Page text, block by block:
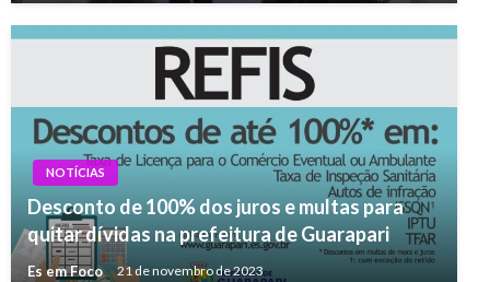
NOTÍCIAS
Desconto de 100% dos juros e multas para
quitar dívidas na prefeitura de Guarapari
Es em Foco 21 de novembro de 2023
NOTÍCIAS
Wi-Fi rápido: mitos e verdades